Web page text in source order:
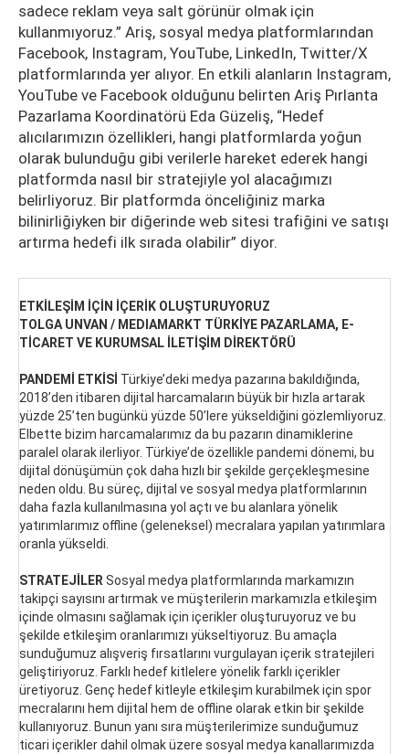
sadece reklam veya salt görünür olmak için
kullanmıyoruz.” Ariş, sosyal medya platformlarından
Facebook, Instagram, YouTube, LinkedIn, Twitter/X
platformlarında yer alıyor. En etkili alanların Instagram,
YouTube ve Facebook olduğunu belirten Ariş Pırlanta
Pazarlama Koordinatörü Eda Güzeliş, “Hedef
alıcılarımızın özellikleri, hangi platformlarda yoğun
olarak bulunduğu gibi verilerle hareket ederek hangi
platformda nasıl bir stratejiyle yol alacağımızı
belirliyoruz. Bir platformda önceliğiniz marka
bilinirliğiyken bir diğerinde web sitesi trafiğini ve satışı
artırma hedefi ilk sırada olabilir” diyor.
ETKİLEŞİM İÇİN İÇERİK OLUŞTURUYORUZ
TOLGA UNVAN / MEDIAMARKT TÜRKİYE PAZARLAMA, E-
TİCARET VE KURUMSAL İLETİŞİM DİREKTÖRÜ
PANDEMİ ETKİSİ Türkiye’deki medya pazarına bakıldığında,
2018’den itibaren dijital harcamaların büyük bir hızla artarak
yüzde 25’ten bugünkü yüzde 50’lere yükseldiğini gözlemliyoruz.
Elbette bizim harcamalarımız da bu pazarın dinamiklerine
paralel olarak ilerliyor. Türkiye’de özellikle pandemi dönemi, bu
dijital dönüşümün çok daha hızlı bir şekilde gerçekleşmesine
neden oldu. Bu süreç, dijital ve sosyal medya platformlarının
daha fazla kullanılmasına yol açtı ve bu alanlara yönelik
yatırımlarımız offline (geleneksel) mecralara yapılan yatırımlara
oranla yükseldi.
STRATEJİLER Sosyal medya platformlarında markamızın
takipçi sayısını artırmak ve müşterilerin markamızla etkileşim
içinde olmasını sağlamak için içerikler oluşturuyoruz ve bu
şekilde etkileşim oranlarımızı yükseltiyoruz. Bu amaçla
sunduğumuz alışveriş fırsatlarını vurgulayan içerik stratejileri
geliştiriyoruz. Farklı hedef kitlelere yönelik farklı içerikler
üretiyoruz. Genç hedef kitleyle etkileşim kurabilmek için spor
mecralarını hem dijital hem de offline olarak etkin bir şekilde
kullanıyoruz. Bunun yanı sıra müşterilerimize sunduğumuz
ticari içerikler dahil olmak üzere sosyal medya kanallarımızda